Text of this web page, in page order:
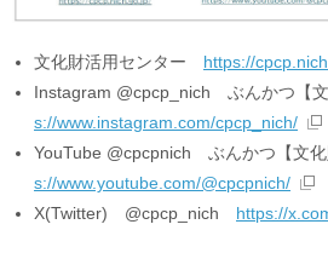
文化財活用センター https://
Instagram @cpcp_nich ぶんかつ【
s://www.instagram.com/cpcp_nich/
YouTube @cpcpnich ぶんかつ【文
s://www.youtube.com/@cpcpnich/
X(Twitter) @cpcp_nich https://